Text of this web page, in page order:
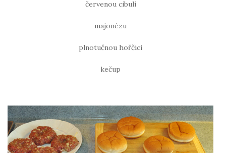
červenou cibuli
majonézu
plnotučnou hořčici
kečup